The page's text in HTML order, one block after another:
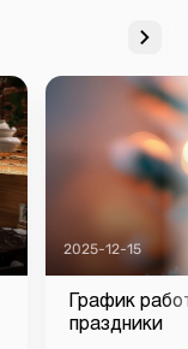
2025-12-15
График
праздники